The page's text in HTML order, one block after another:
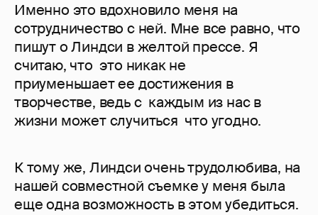
Именно это вдохновило меня на
сотрудничество с ней. Мне все равно, что
пишут о Линдси в желтой прессе. Я
считаю, что это никак не
приуменьшает ее достижения в
творчестве, ведь с каждым из нас в
жизни может случиться что угодно.
К тому же, Линдси очень трудолюбива, на
нашей совместной съемке у меня была
еще одна возможность в этом убедиться.